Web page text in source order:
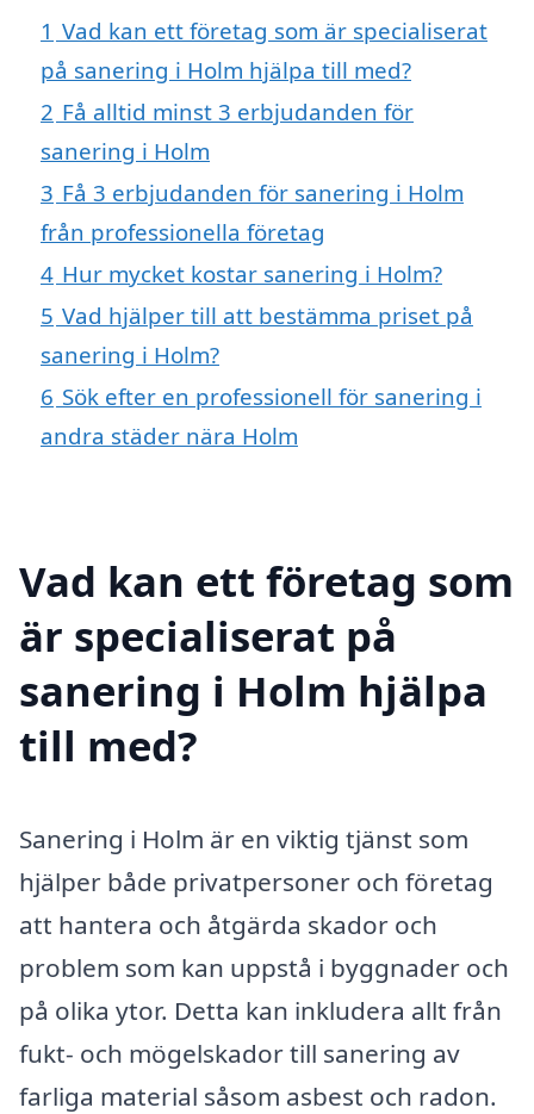
1 Vad kan ett företag som är specialiserat
på sanering i Holm hjälpa till med?
2 Få alltid minst 3 erbjudanden för
sanering i Holm
3 Få 3 erbjudanden för sanering i Holm
från professionella företag
4 Hur mycket kostar sanering i Holm?
5 Vad hjälper till att bestämma priset på
sanering i Holm?
6 Sök efter en professionell för sanering i
andra städer nära Holm
Vad kan ett företag som
är specialiserat på
sanering i Holm hjälpa
till med?
Sanering i Holm är en viktig tjänst som
hjälper både privatpersoner och företag
att hantera och åtgärda skador och
problem som kan uppstå i byggnader och
på olika ytor. Detta kan inkludera allt från
fukt- och mögelskador till sanering av
farliga material såsom asbest och radon.